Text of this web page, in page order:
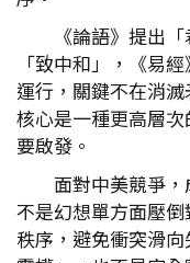
《論語》提出
「致中和」，《易
運行，關鍵不在消
核心是一種更高層
要啟發。
面對中美競爭
不是幻想單方面壓
秩序，避免衝突滑